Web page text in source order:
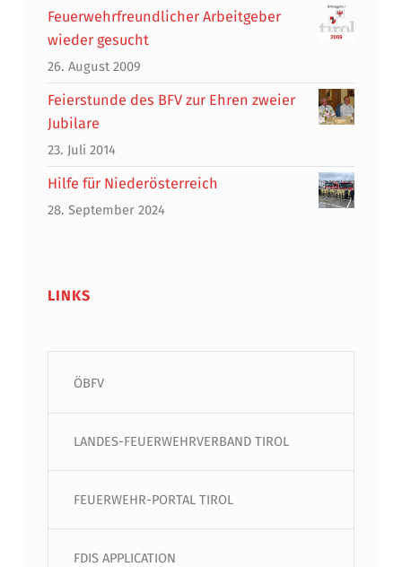
Feuerwehrfreundlicher Arbeitgeber
wieder gesucht
26. August 2009
Feierstunde des BFV zur Ehren zweier
Jubilare
23. Juli 2014
Hilfe für Niederösterreich
28. September 2024
LINKS
ÖBFV
LANDES-FEUERWEHRVERBAND TIROL
FEUERWEHR-PORTAL TIROL
FDIS APPLICATION